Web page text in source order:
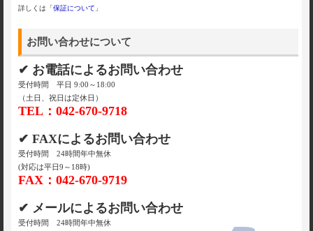
詳しくは「 保証について 」
お問い合わせについて
✔ お電話によるお問い合わせ
受付時間 平日 9:00～18:00
（土日、祝日は定休日）
TEL：042-670-9718
✔ FAXによるお問い合わせ
受付時間 24時間年中無休
(対応は平日9～18時)
FAX：042-670-9719
✔ メールによるお問い合わせ
受付時間 24時間年中無休